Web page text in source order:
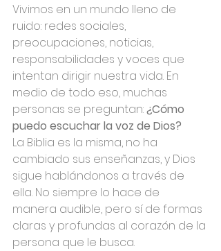
Vivimos en un mundo lleno de
ruido: redes sociales,
preocupaciones, noticias,
responsabilidades y voces que
intentan dirigir nuestra vida. En
medio de todo eso, muchas
personas se preguntan: ¿Cómo
puedo escuchar la voz de Dios?
La Biblia es la misma, no ha
cambiado sus enseñanzas, y Dios
sigue hablándonos a través de
ella. No siempre lo hace de
manera audible, pero sí de formas
claras y profundas al corazón de la
persona que le busca.